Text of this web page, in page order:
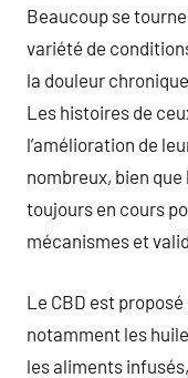
Beaucoup se
variété de
la douleur
Les histoires de
l’amélioration de
nombreux, bien
toujours en cours
mécanismes et
Le CBD est
notamment les
les aliments